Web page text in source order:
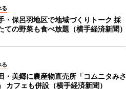
る
・保呂羽地区で地域づくりトーク 採
ての野菜も食べ放題（横手経済新聞）
る
・美郷に農産物直売所「コムニタみさ
カフェも併設（横手経済新聞）